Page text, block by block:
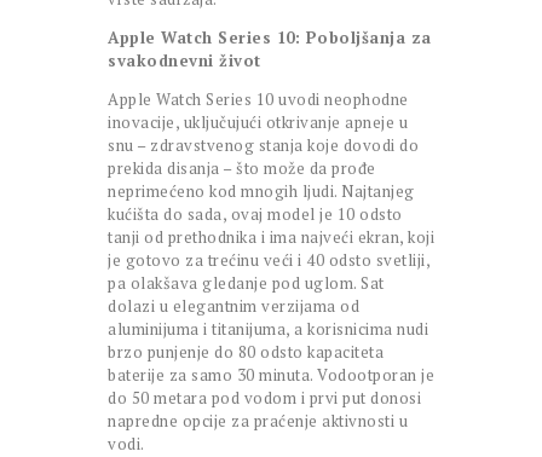
Apple Watch Series 10: Poboljšanja za
svakodnevni život
Apple Watch Series 10 uvodi neophodne
inovacije, uključujući otkrivanje apneje u
snu – zdravstvenog stanja koje dovodi do
prekida disanja – što može da prođe
neprimećeno kod mnogih ljudi. Najtanjeg
kućišta do sada, ovaj model je 10 odsto
tanji od prethodnika i ima najveći ekran, koji
je gotovo za trećinu veći i 40 odsto svetliji,
pa olakšava gledanje pod uglom. Sat
dolazi u elegantnim verzijama od
aluminijuma i titanijuma, a korisnicima nudi
brzo punjenje do 80 odsto kapaciteta
baterije za samo 30 minuta. Vodootporan je
do 50 metara pod vodom i prvi put donosi
napredne opcije za praćenje aktivnosti u
vodi.